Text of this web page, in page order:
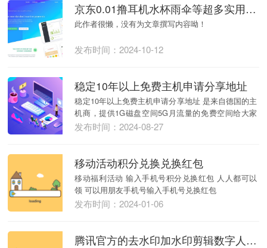
京东0.01撸耳机水杯雨伞等超多实用物品教程
此作者很懒，没有为文章撰写内容呦！
发布时间：2024-10-12
稳定10年以上免费主机申请分享地址
稳定10年以上免费主机申请分享地址 是来自德国的主
机商，提供1G磁盘空间5G月流量的免费空间给大家
使...
发布时间：2024-08-27
移动活动积分兑换兑换红包
移动福利活动 输入手机号积分兑换红包 人人都可以
领 可以用朋友手机号输入手机号兑换红包
发布时间：2024-01-06
腾讯官方的去水印加水印剪辑数字人AI综合平台会员